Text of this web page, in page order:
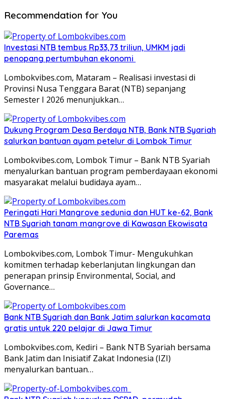
Recommendation for You
Investasi NTB tembus Rp33,73 triliun, UMKM jadi
penopang pertumbuhan ekonomi
Lombokvibes.com, Mataram – Realisasi investasi di
Provinsi Nusa Tenggara Barat (NTB) sepanjang
Semester I 2026 menunjukkan…
Dukung Program Desa Berdaya NTB, Bank NTB Syariah
salurkan bantuan ayam petelur di Lombok Timur
Lombokvibes.com, Lombok Timur – Bank NTB Syariah
menyalurkan bantuan program pemberdayaan ekonomi
masyarakat melalui budidaya ayam…
Peringati Hari Mangrove sedunia dan HUT ke-62, Bank
NTB Syariah tanam mangrove di Kawasan Ekowisata
Paremas
Lombokvibes.com, Lombok Timur- Mengukuhkan
komitmen terhadap keberlanjutan lingkungan dan
penerapan prinsip Environmental, Social, and
Governance…
Bank NTB Syariah dan Bank Jatim salurkan kacamata
gratis untuk 220 pelajar di Jawa Timur
Lombokvibes.com, Kediri – Bank NTB Syariah bersama
Bank Jatim dan Inisiatif Zakat Indonesia (IZI)
menyalurkan bantuan…